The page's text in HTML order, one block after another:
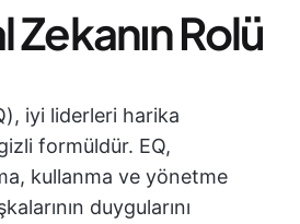
Rolü
iyi liderleri harika
formüldür. EQ,
kullanma ve yönetme
duygularını